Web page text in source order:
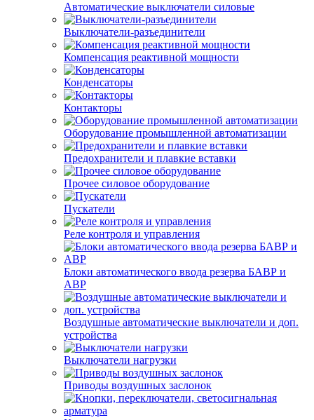
Автоматические выключатели cиловые
Выключатели-разъединители
Компенсация реактивной мощности
Конденсаторы
Контакторы
Оборудование промышленной автоматизации
Предохранители и плавкие вставки
Прочее силовое оборудование
Пускатели
Реле контроля и управления
Блоки автоматического ввода резерва БАВР и
АВР
Воздушные автоматические выключатели и доп.
устройства
Выключатели нагрузки
Приводы воздушных заслонок